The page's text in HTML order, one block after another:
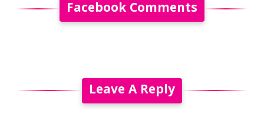
Facebook Comments
Leave A Reply